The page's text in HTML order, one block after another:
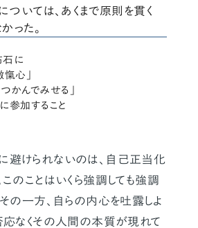
ついては、あくまで原則を貫く
った。
石に
心」
かんでみせる」
参加すること
けられないのは、自己正当化
このことはいくら強調しても強調
その一方、自らの内心を吐露しよ
応なくその人間の本質が現れて